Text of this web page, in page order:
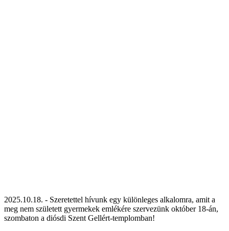
2025.10.18. - Szeretettel hívunk egy különleges alkalomra, amit a
meg nem született gyermekek emlékére szervezünk október 18-án,
szombaton a diósdi Szent Gellért-templomban!